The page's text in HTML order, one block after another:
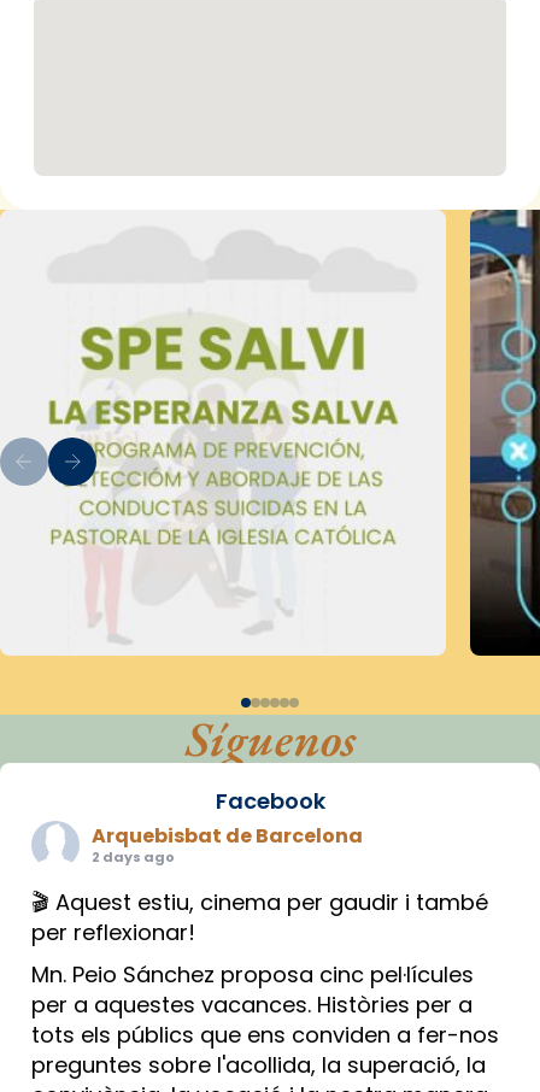
Síguenos
Facebook
Arquebisbat de Barcelona
2 days ago
🎬 Aquest estiu, cinema per gaudir i també
per reflexionar!
Mn. Peio Sánchez proposa cinc pel·lícules
per a aquestes vacances. Històries per a
tots els públics que ens conviden a fer-nos
preguntes sobre l'acollida, la superació, la